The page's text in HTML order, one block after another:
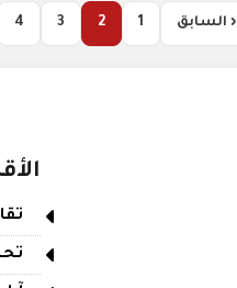
‹ السابق 1
2
3
4